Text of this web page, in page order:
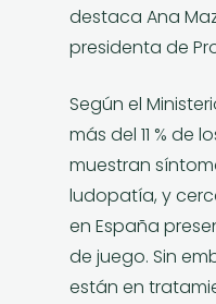
destaca Ana
presidenta de
Según el
más del 11 % de
muestran
ludopatía, y
en España
de juego. Sin
están en